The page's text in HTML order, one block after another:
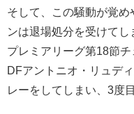
そして、この騒動が覚め
ンは退場処分を受けて
プレミアリーグ第18節
DFアントニオ・リュデ
レーをしてしまい、3度